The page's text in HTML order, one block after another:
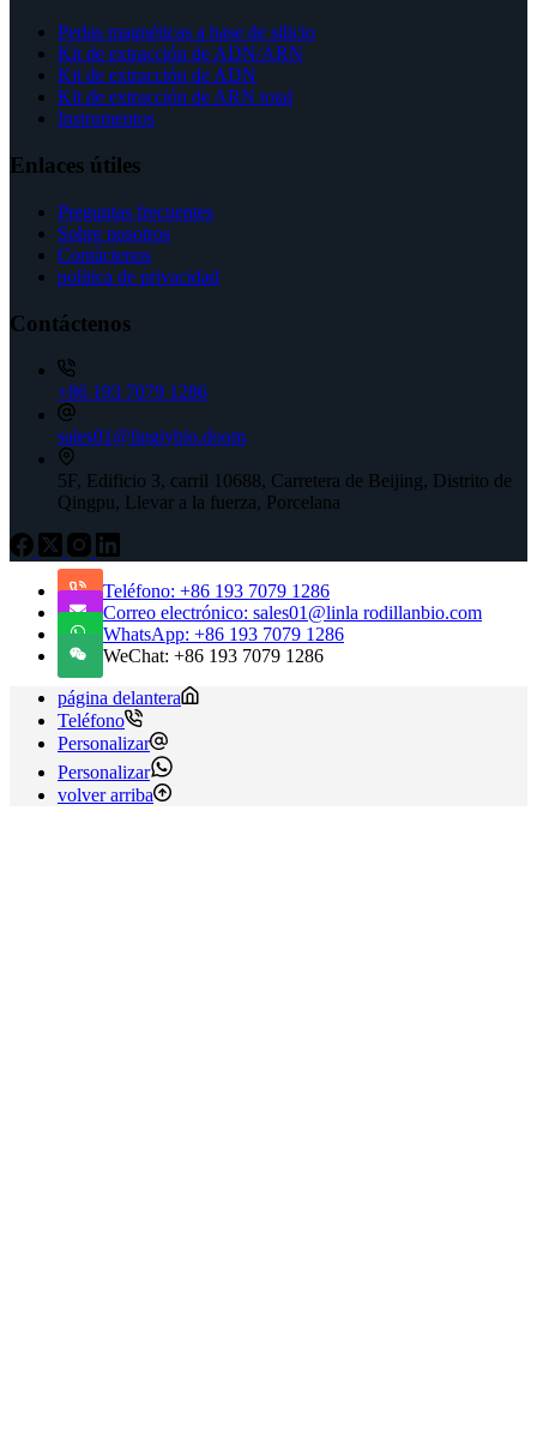
Perlas magnéticas a base de silicio
Kit de extracción de ADN/ARN
Kit de extracción de ADN
Kit de extracción de ARN total
Instrumentos
Enlaces útiles
Preguntas frecuentes
Sobre nosotros
Contáctenos
política de privacidad
Contáctenos
+86 193 7079 1286
sales01@lingjybio.doom
5F, Edificio 3, carril 10688, Carretera de Beijing, Distrito de
Qingpu, Llevar a la fuerza, Porcelana
Teléfono: +86 193 7079 1286
Correo electrónico: sales01@linla rodillanbio.com
WhatsApp: +86 193 7079 1286
WeChat: +86 193 7079 1286
página delantera
Teléfono
Personalizar
Personalizar
volver arriba